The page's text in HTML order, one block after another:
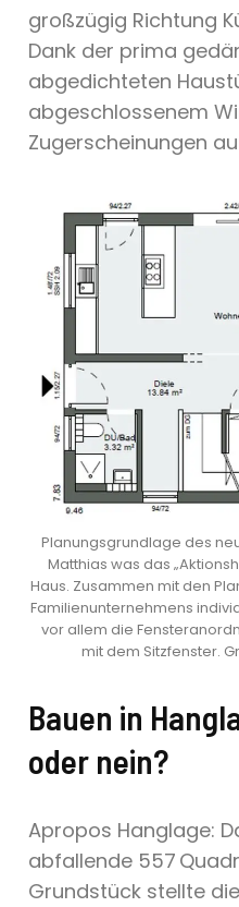
großzügig Richtung
Dank der prima
abgedichteten
abgeschlossenem
Zugerscheinungen
Planungsgrundlage des
Matthias was das
Haus. Zusammen mit den
Familienunternehmens
vor allem die
mit dem Sitzfenster.
Bauen in
oder nein?
Apropos Hanglage:
abfallende 557
Grundstück stellte